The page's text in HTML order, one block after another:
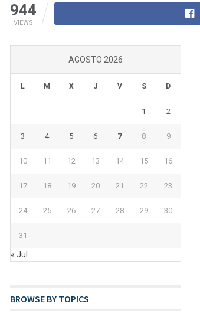
944
VIEWS
AGOSTO 2026
L M X J V S D
1 2
3 4 5 6 7 8 9
10 11 12 13 14 15 16
17 18 19 20 21 22 23
24 25 26 27 28 29 30
31
« Jul
BROWSE BY TOPICS